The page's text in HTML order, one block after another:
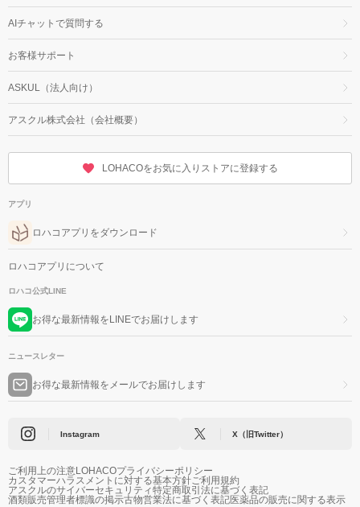
AIチャットで質問する
お客様サポート
ASKUL（法人向け）
アスクル株式会社（会社概要）
LOHACOをお気に入りストアに登録する
アプリ
ロハコアプリをダウンロード
ロハコアプリについて
ロハコ公式LINE
お得な最新情報をLINEでお届けします
ニュースレター
お得な最新情報をメールでお届けします
Instagram X（旧Twitter）
ご利用上の注意LOHACOプライバシーポリシー
カスタマーハラスメントに対する基本方針ご利用規約
アスクルのサイバーセキュリティ特定商取引法に基づく表記
酒類販売管理者標識の掲示古物営業法に基づく表記医薬品の販売に関する表示